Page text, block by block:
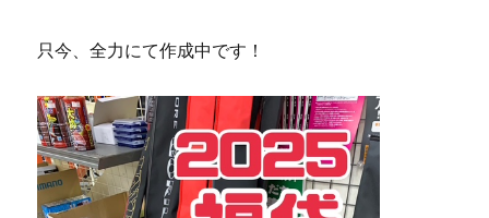
只今、全力にて作成中です！